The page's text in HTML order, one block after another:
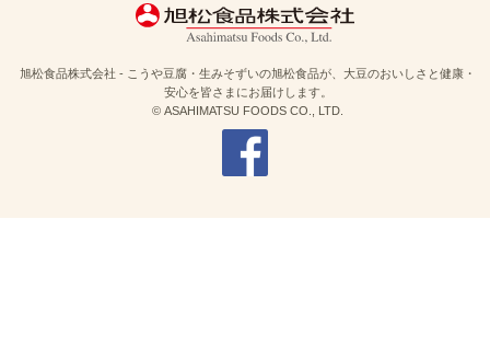
旭松食品株式会社 - こうや豆腐・生みそずいの旭松食品が、大豆のおいしさと健康・
安心を皆さまにお届けします。
© ASAHIMATSU FOODS CO., LTD.